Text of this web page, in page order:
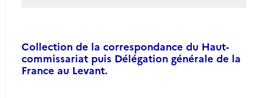
Collection de la correspondance du Haut-
commissariat puis Délégation générale de la
France au Levant.